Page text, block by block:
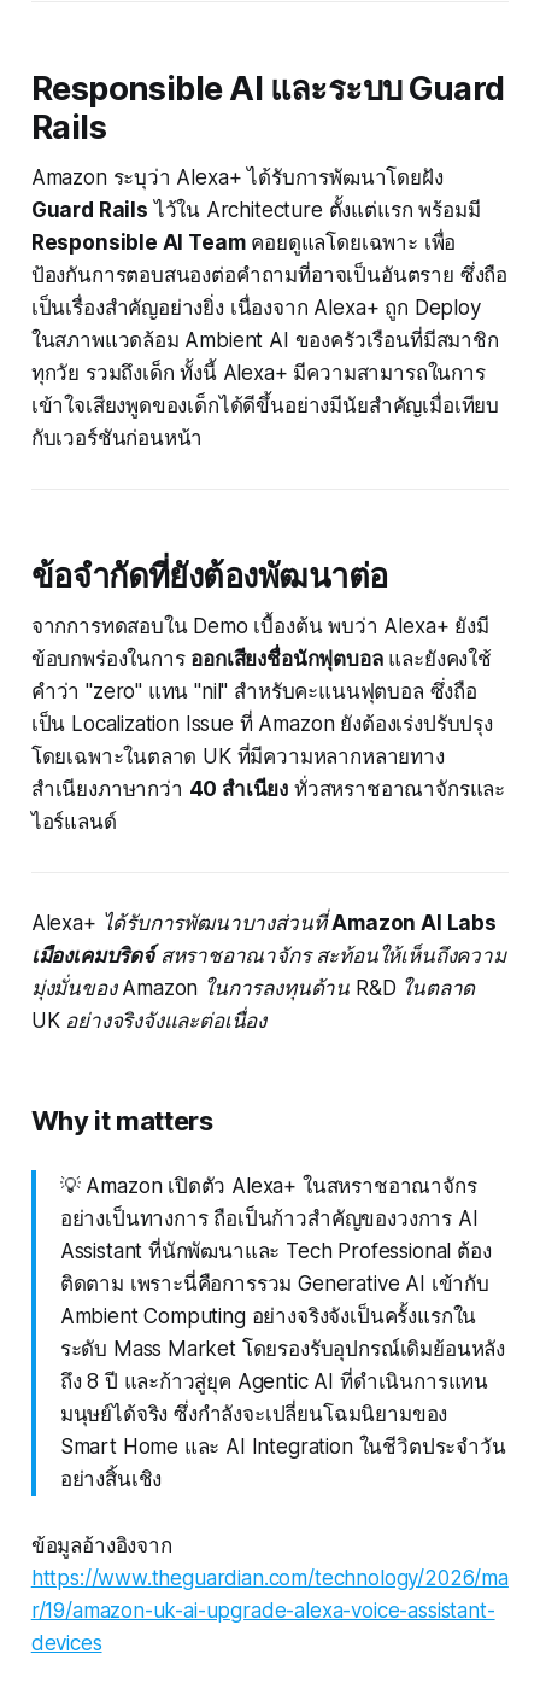
Responsible AI และระบบ Guard
Rails
Amazon ระบุว่า Alexa+ ได้รับการพัฒนาโดยฝัง
Guard Rails ไว้ใน Architecture ตั้งแต่แรก พร้อมมี
Responsible AI Teamคอยดูแลโดยเฉพาะ เพื่อ
ป้องกันการตอบสนองต่อคำถามที่อาจเป็นอันตราย ซึ่งถือ
เป็นเรื่องสำคัญอย่างยิ่ง เนื่องจาก Alexa+ ถูก Deploy
ในสภาพแวดล้อม Ambient AI ของครัวเรือนที่มีสมาชิก
ทุกวัย รวมถึงเด็ก ทั้งนี้ Alexa+ มีความสามารถในการ
เข้าใจเสียงพูดของเด็กได้ดีขึ้นอย่างมีนัยสำคัญเมื่อเทียบ
กับเวอร์ชันก่อนหน้า
ข้อจำกัดที่ยังต้องพัฒนาต่อ
จากการทดสอบใน Demo เบื้องต้น พบว่า Alexa+ ยังมี
ข้อบกพร่องในการ ออกเสียงชื่อนักฟุตบอลและยังคงใช้
คำว่า "zero" แทน "nil" สำหรับคะแนนฟุตบอล ซึ่งถือ
เป็น Localization Issue ที่ Amazon ยังต้องเร่งปรับปรุง
โดยเฉพาะในตลาด UK ที่มีความหลากหลายทาง
สำเนียงภาษากว่า 40 สำเนียง ทั่วสหราชอาณาจักรและ
ไอร์แลนด์
Alexa+ ได้รับการพัฒนาบางส่วนที่Amazon AI Labs
เมืองเคมบริดจ์สหราชอาณาจักร สะท้อนให้เห็นถึงความ
มุ่งมั่นของ Amazon ในการลงทุนด้าน R&D ในตลาด
UK อย่างจริงจังและต่อเนื่อง
Why it matters
💡 Amazon เปิดตัว Alexa+ ในสหราชอาณาจักร
อย่างเป็นทางการ ถือเป็นก้าวสำคัญของวงการ AI
Assistant ที่นักพัฒนาและ Tech Professional ต้อง
ติดตาม เพราะนี่คือการรวม Generative AI เข้ากับ
Ambient Computing อย่างจริงจังเป็นครั้งแรกใน
ระดับ Mass Market โดยรองรับอุปกรณ์เดิมย้อนหลัง
ถึง 8 ปี และก้าวสู่ยุค Agentic AI ที่ดำเนินการแทน
มนุษย์ได้จริง ซึ่งกำลังจะเปลี่ยนโฉมนิยามของ
Smart Home และ AI Integration ในชีวิตประจำวัน
อย่างสิ้นเชิง
ข้อมูลอ้างอิงจาก
https://www.theguardian.com/technology/2026/ma
r/19/amazon-uk-ai-upgrade-alexa-voice-assistant-
devices